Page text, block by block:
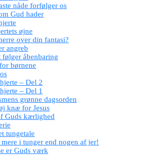
nåde forfølger os
Gud hader
øjne
over din fantasi?
angreb
åbenbaring
børnene
– Del 2
– Del 1
grønne dagsorden
knæ for Jesus
Guds kærlighed
tungetale
i tunger end nogen af jer!
er Guds værk